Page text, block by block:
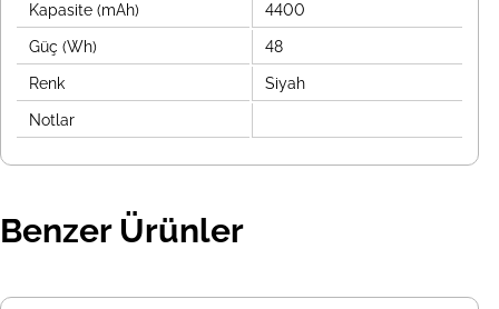
Kapasite (mAh) 4400
Güç (Wh) 48
Renk Siyah
Notlar
Benzer Ürünler